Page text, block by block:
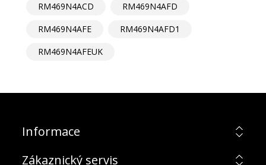
RM469N4ACD
RM469N4AFD
RM469N4AFE
RM469N4AFD1
RM469N4AFEUK
Informace
Zákaznický servis